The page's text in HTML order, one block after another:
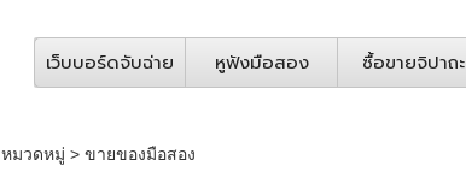
เว็บบอร์ดจับฉ่าย หูฟังมือสอง ซื้อขายจิปาถะ
หมวดหมู่ > ขายของมือสอง